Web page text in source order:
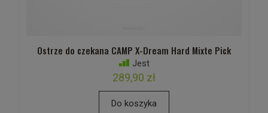
Ostrze do czekana CAMP X-Dream Hard Mixte Pick
Jest
289,90 zł
Do koszyka